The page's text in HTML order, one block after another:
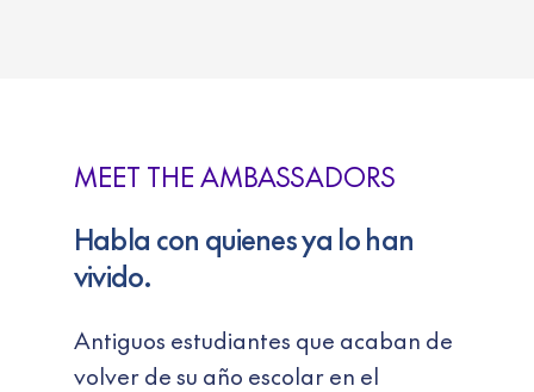
MEET THE AMBASSADORS
Habla con quienes ya lo han
vivido.
Antiguos estudiantes que acaban de
volver de su año escolar en el